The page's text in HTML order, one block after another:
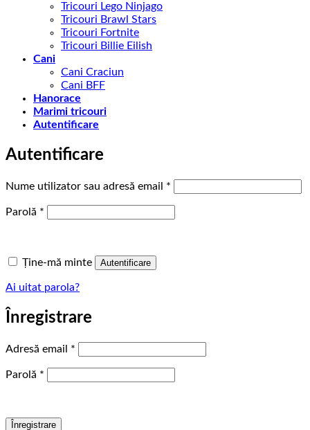
Tricouri Lego Ninjago
Tricouri Brawl Stars
Tricouri Fortnite
Tricouri Billie Eilish
Cani
Cani Craciun
Cani BFF
Hanorace
Marimi tricouri
Autentificare
Autentificare
Nume utilizator sau adresă email *
Parolă *
Ține-mă minte Autentificare
Ai uitat parola?
Înregistrare
Adresă email *
Parolă *
Înregistrare